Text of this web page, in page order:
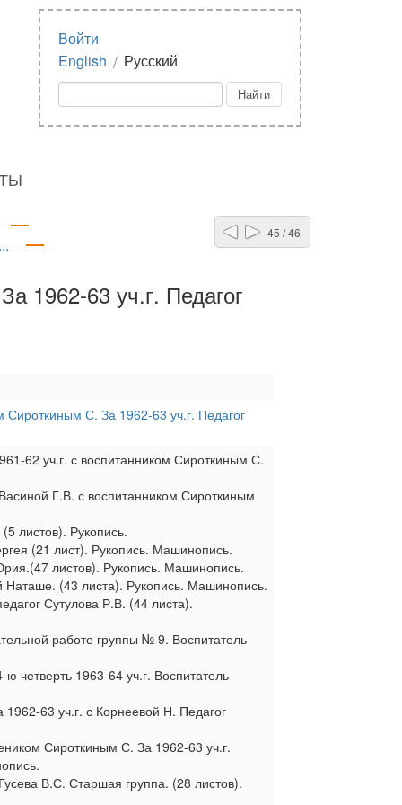
Войти
English / Русский
45 / 46
1962-63 уч.г. Педагог
Сироткиным С. За 1962-63 уч.г. Педагог
62 уч.г. с воспитанником Сироткиным С.
Г.В. с воспитанником Сироткиным
листов). Рукопись.
(21 лист). Рукопись. Машинопись.
листов). Рукопись. Машинопись.
(43 листа). Рукопись. Машинопись.
Сутулова Р.В. (44 листа).
работе группы № 9. Воспитатель
четверть 1963-64 уч.г. Воспитатель
1962-63 уч.г. с Корнеевой Н. Педагог
Сироткиным С. За 1962-63 уч.г.
В.С. Старшая группа. (28 листов).